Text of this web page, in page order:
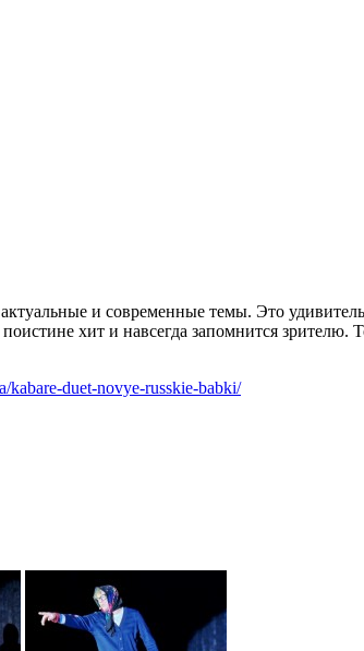
и современные темы. Это
хит и навсегда запомнится
kabare-duet-novye-russkie-babki/